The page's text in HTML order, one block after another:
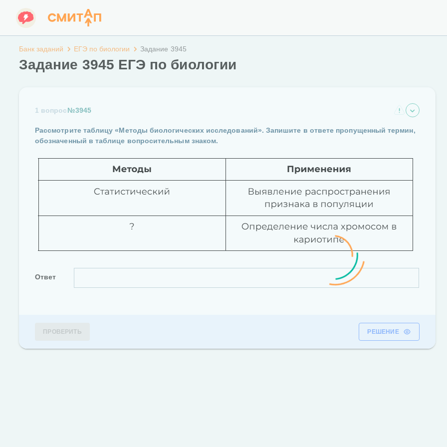
Банк заданий ЕГЭ по биологии Задание 3945
Задание 3945 ЕГЭ по биологии
1 вопрос№3945
Рассмотрите таблицу «Методы биологических исследований». Запишите в ответе пропущенный термин,
обозначенный в таблице вопросительным знаком.
Ответ
ПРОВЕРИТЬ РЕШЕНИЕ